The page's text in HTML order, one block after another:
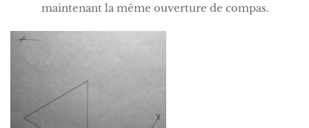
maintenant la même ouverture de compas.